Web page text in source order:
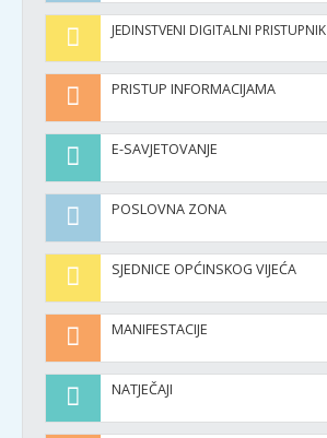
JEDINSTVENI DIGITALNI PRISTUPNIK
PRISTUP INFORMACIJAMA
E-SAVJETOVANJE
POSLOVNA ZONA
SJEDNICE OPĆINSKOG VIJEĆA
MANIFESTACIJE
NATJEČAJI